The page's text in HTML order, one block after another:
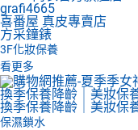
grafi4665
喜番屋 真皮專賣店
方采鐘錶
3F化妝保養
看更多
換季保養降齡｜美妝保
換季保養降齡｜美妝保
保濕鎖水